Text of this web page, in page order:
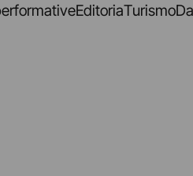
EditoriaTurismo